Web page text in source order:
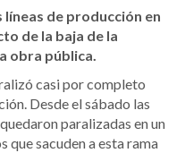
de producción en
de la baja de la
obra pública.
casi por completo
Desde el sábado las
paralizadas en un
que sacuden a esta rama